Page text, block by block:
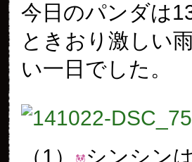
今日のパンダは
ときおり激しい
い一日でした。
（1） シンシン